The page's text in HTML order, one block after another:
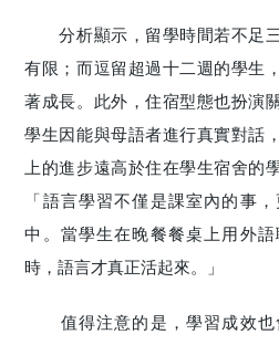
分析顯示，留學時間若不足三
有限；而逗留超過十二週的學生
著成長。此外，住宿型態也扮演
學生因能與母語者進行真實對話
上的進步遠高於住在學生宿舍的
「語言學習不僅是課室內的事
中。當學生在晚餐餐桌上用外
時，語言才真正活起來。」
值得注意的是，學習成效也